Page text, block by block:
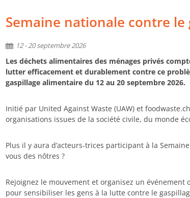
Semaine nationale contre
12 - 20 septembre 2026
Les déchets alimentaires des ménages privés
lutter efficacement et durablement contre ce
gaspillage alimentaire du 12 au 20 septembre 2026.
Initié par United Against Waste (UAW) et
organisations issues de la société civile, du monde
Plus il y aura d’acteurs-trices participant à la
vous des nôtres ?
Rejoignez le mouvement et organisez un
pour sensibiliser les gens à la lutte contre le